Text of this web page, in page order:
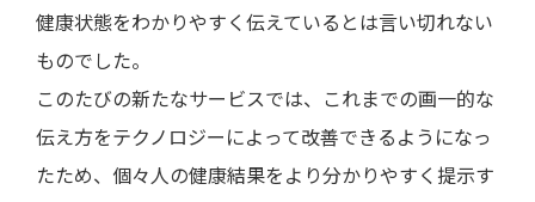
健康状態をわかりやすく伝えているとは言い切れない
ものでした。
このたびの新たなサービスでは、これまでの画一的な
伝え方をテクノロジーによって改善できるようになっ
たため、個々人の健康結果をより分かりやすく提示す